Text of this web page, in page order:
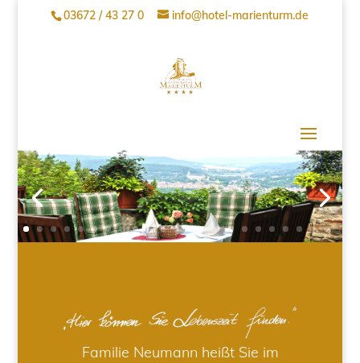
03672 / 43 27 0 info@hotel-marienturm.de
Familie Neumann heißt Sie im